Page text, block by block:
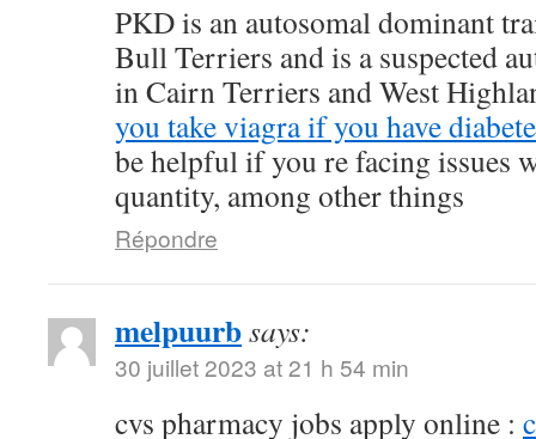
PKD is an autosomal dominant
Bull Terriers and is a suspected
in Cairn Terriers and West
you take viagra if you have
be helpful if you re facing issues
quantity, among other things
Répondre
melpuurbsays:
30 juillet 2023 at 21 h 54 min
cvs pharmacy jobs apply online :